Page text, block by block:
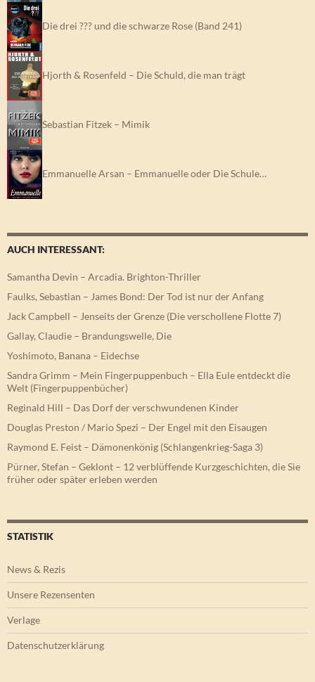
Die drei ??? und die schwarze Rose (Band 241)
Hjorth & Rosenfeld – Die Schuld, die man trägt
Sebastian Fitzek – Mimik
Emmanuelle Arsan – Emmanuelle oder Die Schule…
AUCH INTERESSANT:
Samantha Devin – Arcadia. Brighton-Thriller
Faulks, Sebastian – James Bond: Der Tod ist nur der Anfang
Jack Campbell – Jenseits der Grenze (Die verschollene Flotte 7)
Gallay, Claudie – Brandungswelle, Die
Yoshimoto, Banana – Eidechse
Sandra Grimm – Mein Fingerpuppenbuch – Ella Eule entdeckt die
Welt (Fingerpuppenbücher)
Reginald Hill – Das Dorf der verschwundenen Kinder
Douglas Preston / Mario Spezi – Der Engel mit den Eisaugen
Raymond E. Feist – Dämonenkönig (Schlangenkrieg-Saga 3)
Pürner, Stefan – Geklont – 12 verblüffende Kurzgeschichten, die Sie
früher oder später erleben werden
STATISTIK
News & Rezis
Unsere Rezensenten
Verlage
Datenschutzerklärung